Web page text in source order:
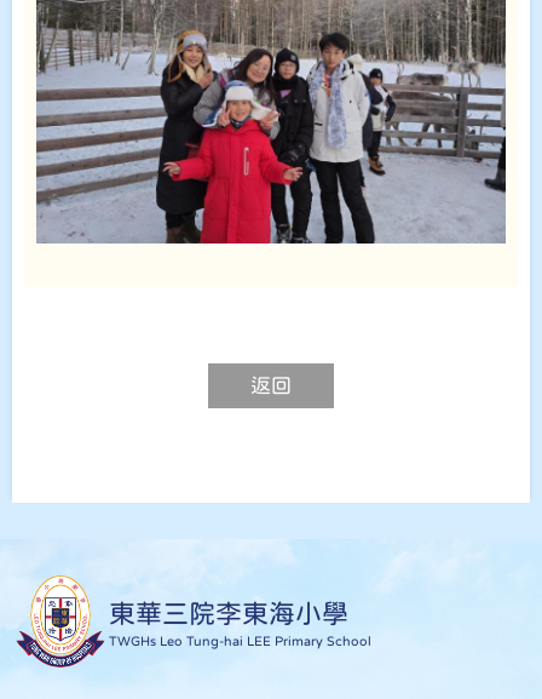
返回
東華三院李東海小學
TWGHs Leo Tung-hai LEE Primary School